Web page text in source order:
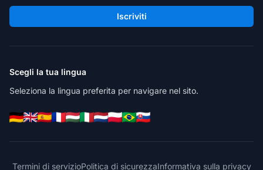
Iscriviti
Scegli la tua lingua
Seleziona la lingua preferita per navigare nel sito.
Termini di servizioPolitica di sicurezzaInformativa sulla privacy